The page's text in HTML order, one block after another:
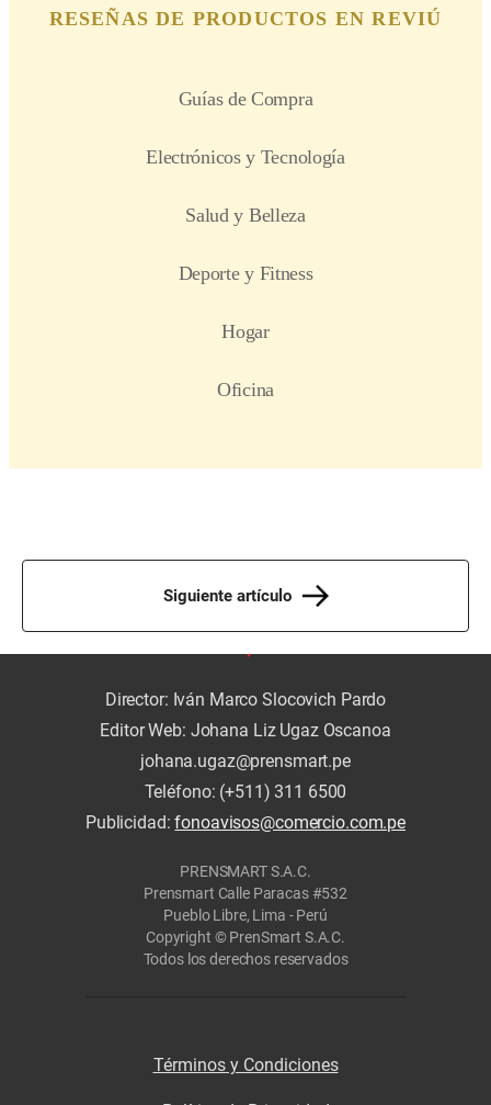
Siguiente artículo
Director: Iván Marco Slocovich Pardo
Editor Web: Johana Liz Ugaz Oscanoa
johana.ugaz@prensmart.pe
Teléfono: (+511) 311 6500
Publicidad:fonoavisos@comercio.com.pe
PRENSMART S.A.C.
Prensmart Calle Paracas #532
Pueblo Libre, Lima - Perú
Copyright © PrenSmart S.A.C.
Todos los derechos reservados
Términos y Condiciones